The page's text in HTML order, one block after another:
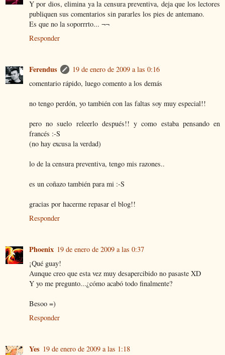
Y por dios, elimina ya la censura preventiva, deja que los lectores
publiquen sus comentarios sin pararles los pies de antemano.
Es que no la soporrrto... ¬¬
Responder
Ferendus
19 de enero de 2009 a las 0:16
comentario rápido, luego comento a los demás
no tengo perdón, yo también con las faltas soy muy especial!!
pero no suelo releerlo después!! y como estaba pensando en
francés :-S
(no hay excusa la verdad)
lo de la censura preventiva, tengo mis razones..
es un coñazo también para mi :-S
gracias por hacerme repasar el blog!!
Responder
Phoenix 19 de enero de 2009 a las 0:37
¡Qué guay!
Aunque creo que esta vez muy desapercibido no pasaste XD
Y yo me pregunto...¿cómo acabó todo finalmente?
Besoo =)
Responder
Yes 19 de enero de 2009 a las 1:18